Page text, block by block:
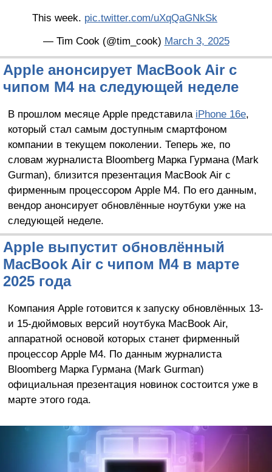
This week. pic.twitter.com/uXqQaGNkSk
— Tim Cook (@tim_cook) March 3, 2025
Apple анонсирует MacBook Air с
чипом M4 на следующей неделе
В прошлом месяце Apple представила iPhone 16e,
который стал самым доступным смартфоном
компании в текущем поколении. Теперь же, по
словам журналиста Bloomberg Марка Гурмана (Mark
Gurman), близится презентация MacBook Air с
фирменным процессором Apple M4. По его данным,
вендор анонсирует обновлённые ноутбуки уже на
следующей неделе.
Apple выпустит обновлённый
MacBook Air с чипом M4 в марте
2025 года
Компания Apple готовится к запуску обновлённых 13-
и 15-дюймовых версий ноутбука MacBook Air,
аппаратной основой которых станет фирменный
процессор Apple M4. По данным журналиста
Bloomberg Марка Гурмана (Mark Gurman)
официальная презентация новинок состоится уже в
марте этого года.